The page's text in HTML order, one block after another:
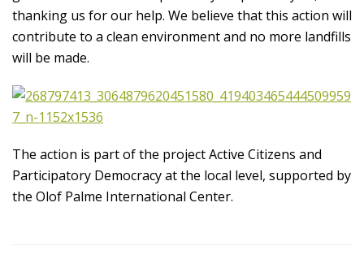
thanking us for our help. We believe that this action will
contribute to a clean environment and no more landfills
will be made.
The action is part of the project Active Citizens and
Participatory Democracy at the local level, supported by
the Olof Palme International Center.